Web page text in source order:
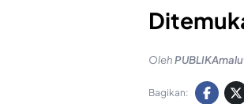
Oleh
Bagikan: